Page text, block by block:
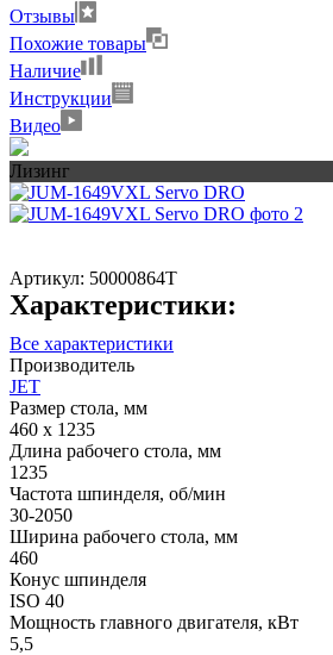
Отзывы
Похожие товары
Наличие
Инструкции
Видео
Лизинг
Артикул: 50000864T
Характеристики:
Все характеристики
Производитель
JET
Размер стола, мм
460 x 1235
Длина рабочего стола, мм
1235
Частота шпинделя, об/мин
30-2050
Ширина рабочего стола, мм
460
Конус шпинделя
ISO 40
Мощность главного двигателя, кВт
5,5